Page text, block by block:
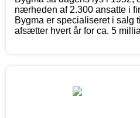
nærheden af 2.300 ansatte i
Bygma er specialiseret i salg
afsætter hvert år for ca. 5